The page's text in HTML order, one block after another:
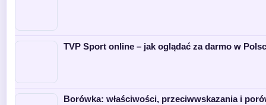
TVP Sport online – jak oglądać za darmo w
Borówka: właściwości, przeciwwskazania i